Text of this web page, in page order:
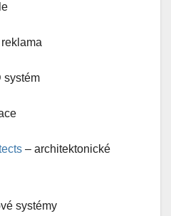
systém
– architektonické
systémy